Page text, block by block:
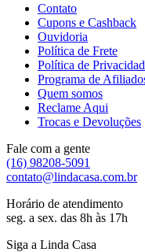
Contato
Cupons e Cashback
Ouvidoria
Política de Frete
Política de
Programa de
Quem somos
Reclame Aqui
Trocas e Devoluções
Fale com a gente
(16) 98208-5091
contato@lindacasa.com.br
Horário de atendimento
seg. a sex. das 8h às 17h
Siga a Linda Casa